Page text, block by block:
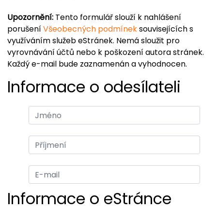
Upozornění: Tento formulář slouží k nahlášení
porušeníVšeobecných podmíneksouvisejících s
využíváním služeb eStránek. Nemá sloužit pro
vyrovnávání účtů nebo k poškození autora stránek.
Každý e-mail bude zaznamenán a vyhodnocen.
Informace o odesílateli
Informace o eStránce